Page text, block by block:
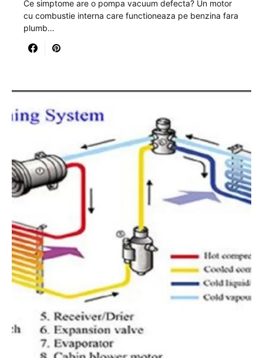
Ce simptome are o pompa vacuum defecta? Un motor
cu combustie interna care functioneaza pe benzina fara
plumb…